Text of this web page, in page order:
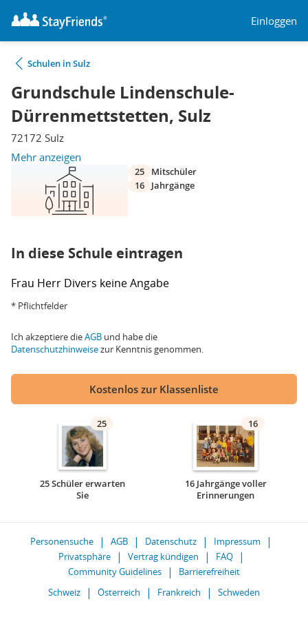
Einloggen
Schulen in Sulz
Grundschule Lindenschule-
Dürrenmettstetten, Sulz
72172 Sulz
Mehr anzeigen
25
Mitschüler
16
Jahrgänge
In diese Schule eintragen
Frau Herr Divers keine Angabe
* Pflichtfelder
Ich akzeptiere dieAGB und habe die
Datenschutzhinweisezur Kenntnis genommen.
Kostenlos zur Klassenliste
25
25 Schüler erwarten
Sie
16
16 Jahrgänge voller
Erinnerungen
Personensuche AGB Datenschutz
Impressum
Privatsphäre
Vertrag kündigen
FAQ
Community Guidelines
Barrierefreiheit
Schweiz
Österreich Frankreich Schweden